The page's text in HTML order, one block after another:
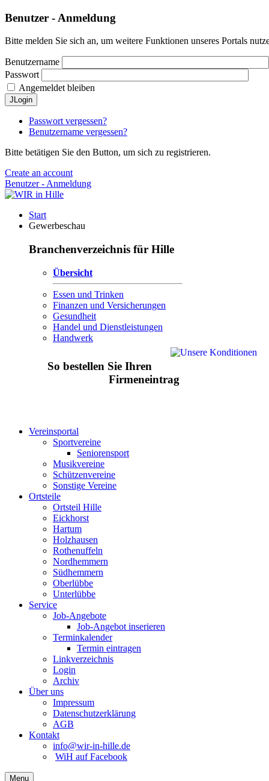
Benutzer - Anmeldung
Bitte melden Sie sich an, um weitere Funktionen unseres Portals
Benutzername
Passwort
Angemeldet bleiben
JLogin
Passwort vergessen?
Benutzername vergessen?
Bitte betätigen Sie den Button, um sich zu registrieren.
Create an account
Benutzer - Anmeldung
Start
Gewerbeschau
Branchenverzeichnis für Hille
Übersicht
Essen und Trinken
Finanzen und Versicherungen
Gesundheit
Handel und Dienstleistungen
Handwerk
So bestellen Sie Ihren
Firmeneintrag
Vereinsportal
Sportvereine
Seniorensport
Musikvereine
Schützenvereine
Sonstige Vereine
Ortsteile
Ortsteil Hille
Eickhorst
Hartum
Holzhausen
Rothenuffeln
Nordhemmern
Südhemmern
Oberlübbe
Unterlübbe
Service
Job-Angebote
Job-Angebot inserieren
Terminkalender
Termin eintragen
Linkverzeichnis
Login
Archiv
Über uns
Impressum
Datenschutzerklärung
AGB
Kontakt
info@wir-in-hille.de
WiH auf Facebook
Menu